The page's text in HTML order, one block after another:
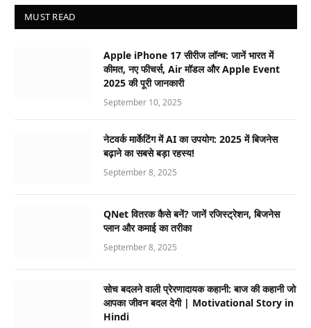
MUST READ
Apple iPhone 17 सीरीज लॉन्च: जानें भारत में
कीमत, नए फीचर्स, Air मॉडल और Apple Event
2025 की पूरी जानकारी
September 10, 2025
नेटवर्क मार्केटिंग में AI का उपयोग: 2025 में बिजनेस
बढ़ाने का सबसे बड़ा रहस्य!
September 8, 2025
QNet वितरक कैसे बनें? जानें रजिस्ट्रेशन, बिजनेस
प्लान और कमाई का तरीका
September 8, 2025
सोच बदलने वाली प्रेरणादायक कहानी: बाज की कहानी जो
आपका जीवन बदल देगी | Motivational Story in
Hindi